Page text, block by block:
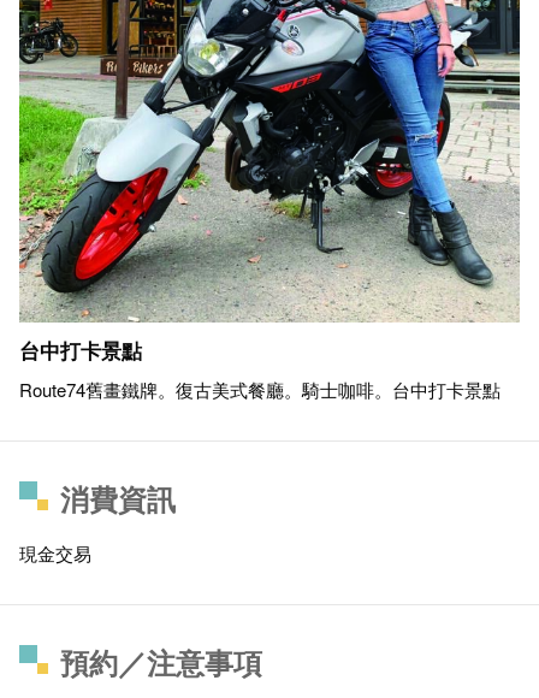
台中打卡景點
Route74舊畫鐵牌。復古美式餐廳。騎士咖啡。台中打卡景點
消費資訊
現金交易
預約／注意事項